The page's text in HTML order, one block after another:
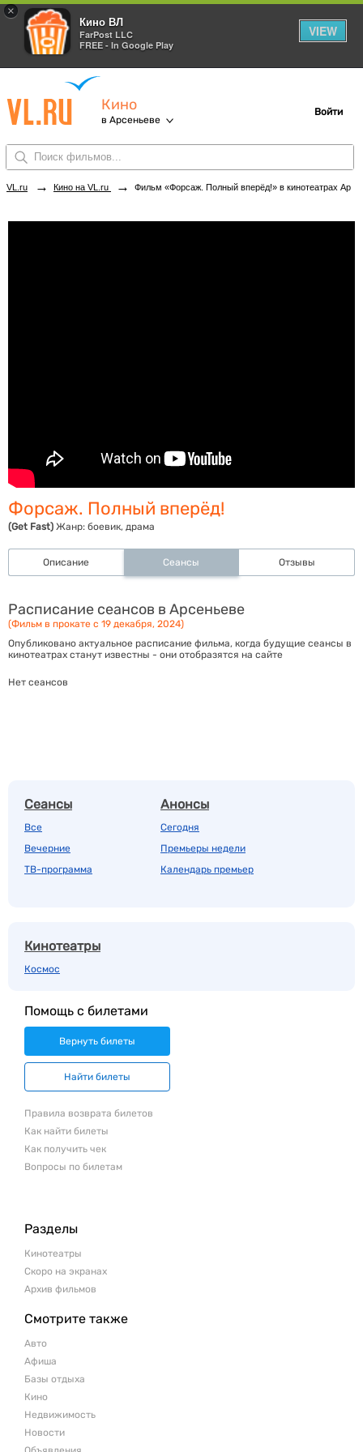
×
Кино ВЛ
FarPost LLC
FREE - In Google Play
VIEW
Кино
в Арсеньеве
Войти
VL.ru → Кино на VL.ru → Фильм «Форсаж. Полный вперёд!» в кинотеатрах Арсеньева. Купить билеты!
Форсаж. Полный вперёд!
(Get Fast) Жанр: боевик, драма
Описание Сеансы Отзывы
Расписание сеансов в Арсеньеве
(Фильм в прокате с 19 декабря, 2024)
Опубликовано актуальное расписание фильма, когда будущие сеансы в
кинотеатрах станут известны - они отобразятся на сайте
Нет сеансов
Сеансы
Все
Вечерние
ТВ-программа
Анонсы
Сегодня
Премьеры недели
Календарь премьер
Кинотеатры
Космос
Помощь с билетами
Вернуть билеты
Найти билеты
Правила возврата билетов
Как найти билеты
Как получить чек
Вопросы по билетам
Разделы
Кинотеатры
Скоро на экранах
Архив фильмов
Смотрите также
Авто
Афиша
Базы отдыха
Кино
Недвижимость
Новости